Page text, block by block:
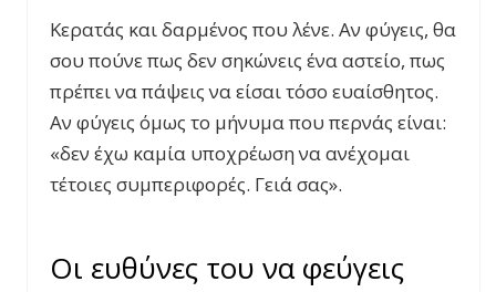
Κερατάς και δαρμένος που λένε. Αν φύγεις, θα
σου πούνε πως δεν σηκώνεις ένα αστείο, πως
πρέπει να πάψεις να είσαι τόσο ευαίσθητος.
Αν φύγεις όμως το μήνυμα που περνάς είναι:
«δεν έχω καμία υποχρέωση να ανέχομαι
τέτοιες συμπεριφορές. Γειά σας».
Οι ευθύνες του να φεύγεις